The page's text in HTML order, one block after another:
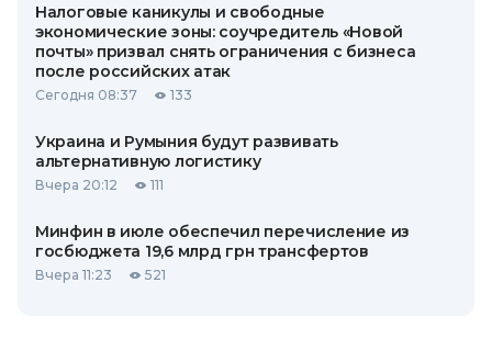
Налоговые каникулы и свободные
экономические зоны: соучредитель «Новой
почты» призвал снять ограничения с бизнеса
после российских атак
Сегодня 08:37 133
Украина и Румыния будут развивать
альтернативную логистику
Вчера 20:12 111
Минфин в июле обеспечил перечисление из
госбюджета 19,6 млрд грн трансфертов
Вчера 11:23 521